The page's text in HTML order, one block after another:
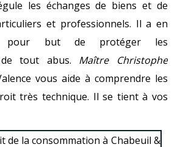
les échanges de biens et de
et professionnels. Il a en
pour but de protéger les
de tout abus. Maître Christophe
vous aide à comprendre les
très technique. Il se tient à vos